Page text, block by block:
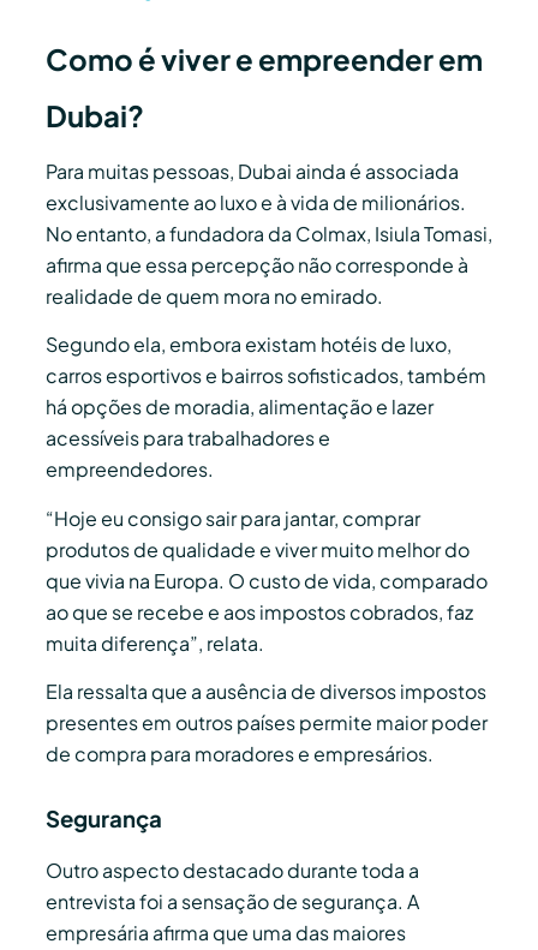
Como é viver e empreender em
Dubai?
Para muitas pessoas, Dubai ainda é associada
exclusivamente ao luxo e à vida de milionários.
No entanto, a fundadora da Colmax, Isiula Tomasi,
afirma que essa percepção não corresponde à
realidade de quem mora no emirado.
Segundo ela, embora existam hotéis de luxo,
carros esportivos e bairros sofisticados, também
há opções de moradia, alimentação e lazer
acessíveis para trabalhadores e
empreendedores.
“Hoje eu consigo sair para jantar, comprar
produtos de qualidade e viver muito melhor do
que vivia na Europa. O custo de vida, comparado
ao que se recebe e aos impostos cobrados, faz
muita diferença”, relata.
Ela ressalta que a ausência de diversos impostos
presentes em outros países permite maior poder
de compra para moradores e empresários.
Segurança
Outro aspecto destacado durante toda a
entrevista foi a sensação de segurança. A
empresária afirma que uma das maiores